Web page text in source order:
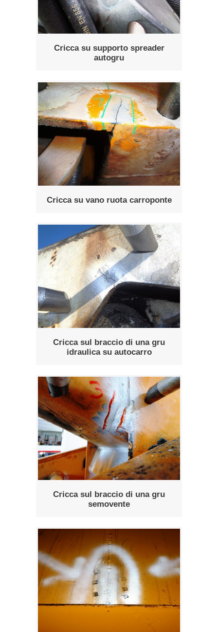
Cricca su supporto spreader
autogru
Cricca su vano ruota carroponte
Cricca sul braccio di una gru
idraulica su autocarro
Cricca sul braccio di una gru
semovente